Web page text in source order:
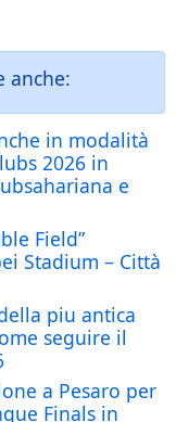
anche:
in modalità
2026 in
e
Field”
Stadium – Città
piu antica
seguire il
a Pesaro per
Finals in